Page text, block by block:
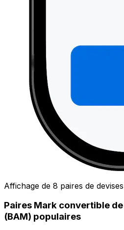
Affichage de 8 paires de
Paires Mark convertible
(BAM) populaires